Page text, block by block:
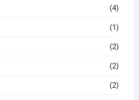
(4)
(1)
(2)
(2)
(2)